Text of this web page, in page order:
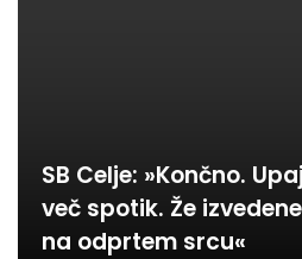
SB Celje: »Končno.
več spotik. Že
na odprtem srcu«